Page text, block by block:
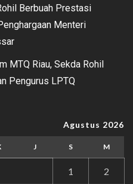
Berbuah Prestasi
Menteri
MTQ Riau, Sekda Rohil
Pengurus LPTQ
Agustus 2026
J S M
1 2